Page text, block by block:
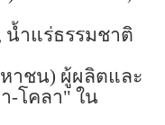
น้ำแร่ธรรมชาติ
าชน) ผู้ผลิตและ
-โคลา" ใน